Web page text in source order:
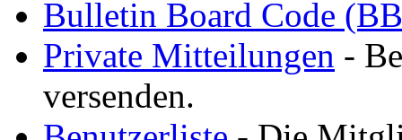
Bulletin Board Code
Private Mitteilungen -
versenden.